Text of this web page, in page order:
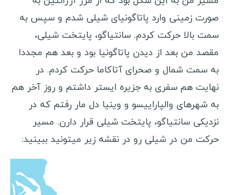
گرجستان
روسیه
ترنسنیستریا
اسپانیا
ترکیه
سفرنامه آفریقا
صورت زمینی وارد پاتاگونیای شیلی شدم و سپس به
سمت بالا حرکت کردم. سانتیاگو، پایتخت شیلی،
مقصد من بعد از دیدن پاتاگونیا بود و بعد هم مجددا
به سمت شمال و صحرای آتاکاما حرکت کردم. در
نهایت هم سفری به جزیره ایستر داشتم و روز آخر هم
به شهرهای والپاراییسو و وینیا دل مار رفتم که در
نزدیکی سانتیاگو، پایتخت شیلی قرار دارن. مسیر
حرکت من در شیلی رو در نقشه زیر میتونید ببینید: